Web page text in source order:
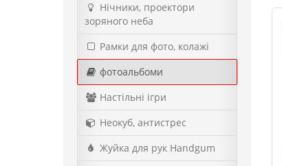
Нічники, проектори
зоряного неба
Рамки для фото, колажі
фотоальбоми
Настільні ігри
Неокуб, антистрес
Жуйка для рук Handgum